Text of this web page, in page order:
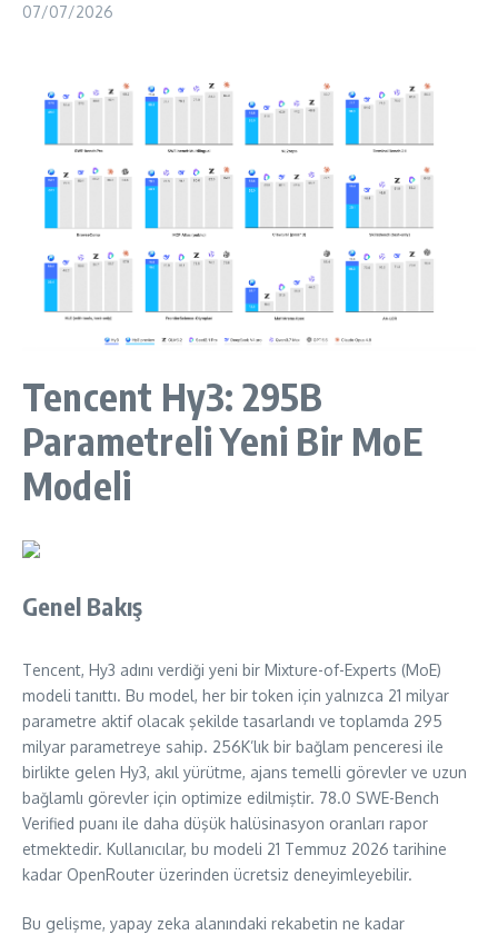
07/07/2026
Tencent Hy3: 295B
Parametreli Yeni Bir MoE
Modeli
Genel Bakış
Tencent, Hy3 adını verdiği yeni bir Mixture-of-Experts (MoE)
modeli tanıttı. Bu model, her bir token için yalnızca 21 milyar
parametre aktif olacak şekilde tasarlandı ve toplamda 295
milyar parametreye sahip. 256K’lık bir bağlam penceresi ile
birlikte gelen Hy3, akıl yürütme, ajans temelli görevler ve uzun
bağlamlı görevler için optimize edilmiştir. 78.0 SWE-Bench
Verified puanı ile daha düşük halüsinasyon oranları rapor
etmektedir. Kullanıcılar, bu modeli 21 Temmuz 2026 tarihine
kadar OpenRouter üzerinden ücretsiz deneyimleyebilir.
Bu gelişme, yapay zeka alanındaki rekabetin ne kadar